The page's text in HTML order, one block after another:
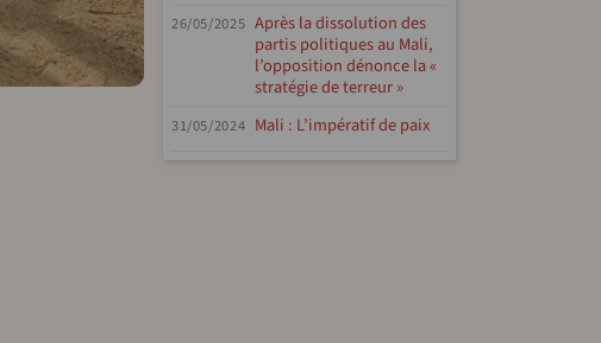
26/05/2025 Après la dissolution des
partis politiques au Mali,
l’opposition dénonce la «
stratégie de terreur »
31/05/2024 Mali : L’impératif de paix